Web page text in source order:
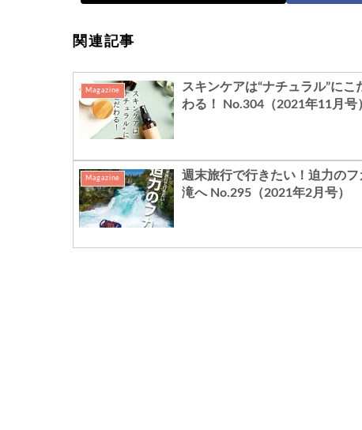
関連記事
Magazine
スキンケアは“ナチュラル”にこ
わる！ No.304（2021年11月号
Magazine
週末旅行で行きたい！迫力のフ
滝へ No.295（2021年2月号）